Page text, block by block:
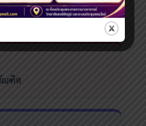
บริการออนไลน์
ณฑิต